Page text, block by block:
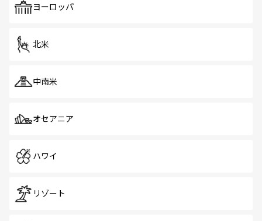
で、ホーカーズは地元の風情を楽しめる外せないスポット
ヨーロッパ
北米
中南米
オセアニア
ハワイ
リゾート